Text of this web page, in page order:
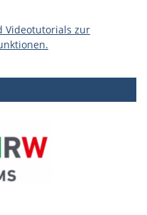
Videotutorials zur